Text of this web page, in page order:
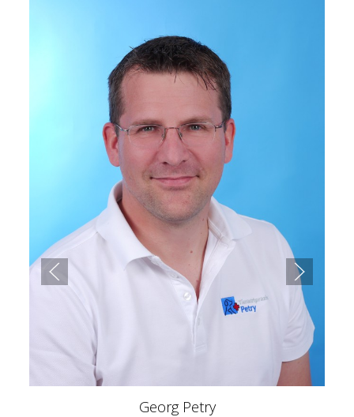
Georg Petry